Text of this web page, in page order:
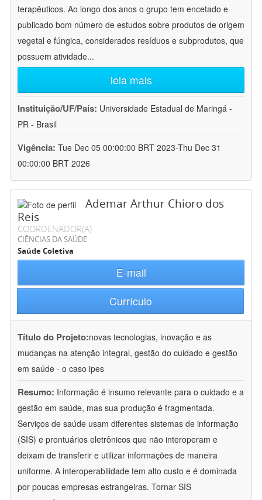
terapêuticos. Ao longo dos anos o grupo tem encetado e
publicado bom número de estudos sobre produtos de origem
vegetal e fúngica, considerados resíduos e subprodutos, que
possuem atividade...
leia mais
Instituição/UF/País: Universidade Estadual de Maringá -
PR - Brasil
Vigência: Tue Dec 05 00:00:00 BRT 2023-Thu Dec 31
00:00:00 BRT 2026
Ademar Arthur Chioro dos
Reis
COORDENADOR(A)
CIÊNCIAS DA SAÚDE
Saúde Coletiva
E-mail
Currículo
Título do Projeto:novas tecnologias, inovação e as
mudanças na atenção integral, gestão do cuidado e gestão
em saúde - o caso ipes
Resumo: Informação é insumo relevante para o cuidado e a
gestão em saúde, mas sua produção é fragmentada.
Serviços de saúde usam diferentes sistemas de informação
(SIS) e prontuários eletrônicos que não interoperam e
deixam de transferir e utilizar informações de maneira
uniforme. A interoperabilidade tem alto custo e é dominada
por poucas empresas estrangeiras. Tornar SIS